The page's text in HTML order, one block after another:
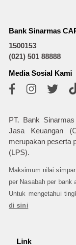
Bank Sinarmas
1500153
(021) 501 88888
Media Sosial Kami
PT. Bank
Jasa Keuangan
merupakan peserta
(LPS).
Maksimum nilai
per Nasabah per bank
Untuk mengetahui
di sini
Link